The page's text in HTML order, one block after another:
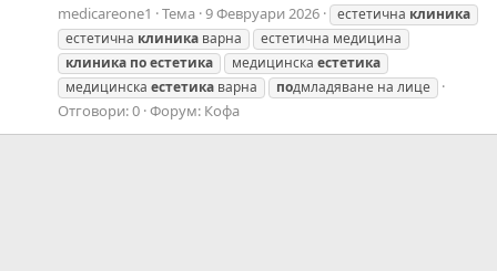
medicareone1 Тема 9 Февруари 2026 естетична клиника
естетична клиника варна
естетична медицина
клиника поестетика медицинска естетика
медицинска естетика варна подмладяване на лице
Отговори: 0 Форум: Кофа